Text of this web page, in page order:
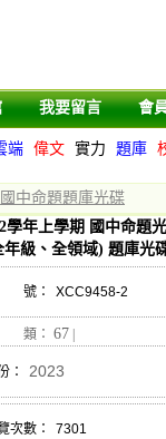
我要留言 會
端 偉文 實力 題庫
國中命題題庫光碟
學年上學期 國中命題
年級、全領域) 題庫光
號： XCC9458-2
類： 67
： 2023
次數： 7301